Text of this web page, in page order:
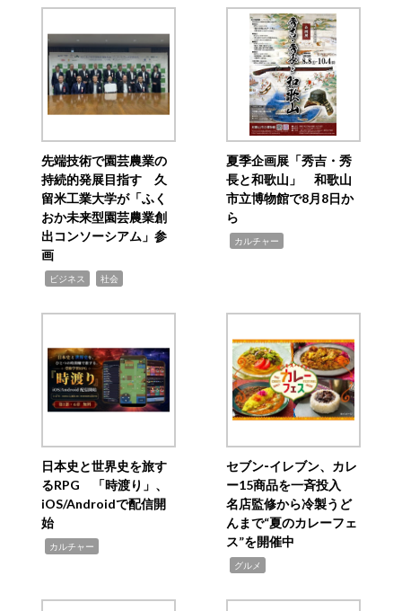
先端技術で園芸農業の
持続的発展目指す 久
留米工業大学が「ふく
おか未来型園芸農業創
出コンソーシアム」参
画
ビジネス 社会
夏季企画展「秀吉・秀
長と和歌山」 和歌山
市立博物館で8月8日か
ら
カルチャー
日本史と世界史を旅す
るRPG 「時渡り」、
iOS/Androidで配信開
始
カルチャー
セブン‐イレブン、カレ
ー15商品を一斉投入
名店監修から冷製うど
んまで“夏のカレーフェ
ス”を開催中
グルメ